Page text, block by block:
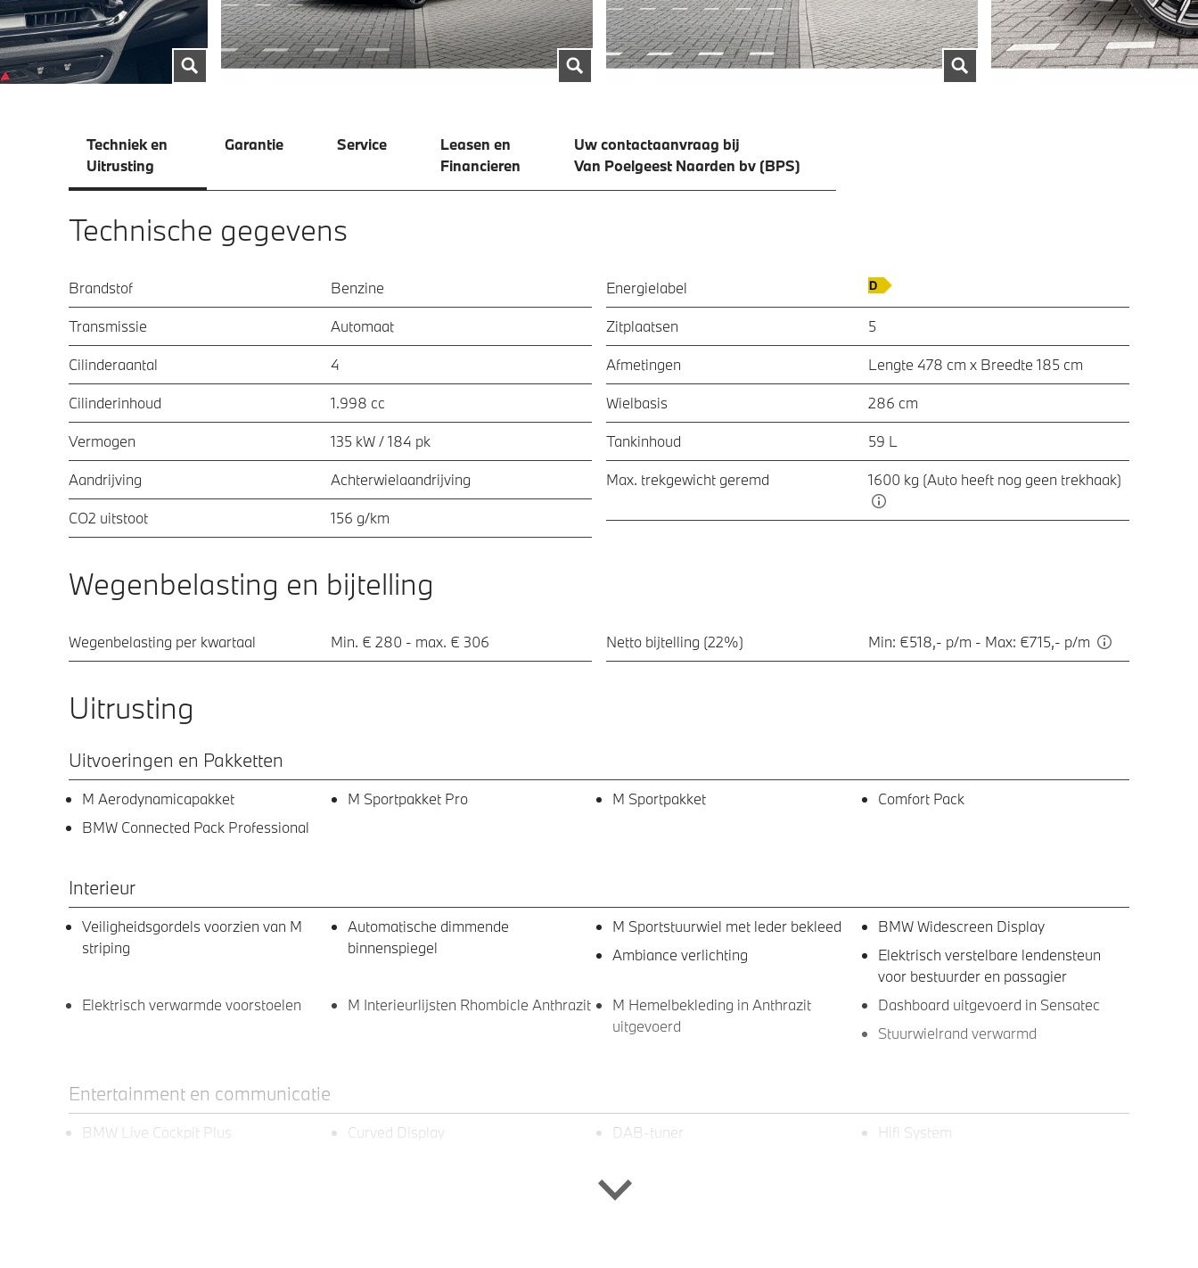
Techniek en
Uitrusting
Garantie Service
Leasen en
Financieren
Uw contactaanvraag bij
Van Poelgeest Naarden bv (BPS)
Technische gegevens
Brandstof Benzine
Transmissie Automaat
Cilinderaantal 4
Cilinderinhoud 1.998 cc
Vermogen 135 kW / 184 pk
Aandrijving Achterwielaandrijving
CO2 uitstoot 156 g/km
Energielabel
Zitplaatsen 5
Afmetingen Lengte 478 cm x Breedte 185 cm
Wielbasis 286 cm
Tankinhoud 59 L
Max. trekgewicht geremd 1600 kg (Auto heeft nog geen trekhaak)
Wegenbelasting en bijtelling
Wegenbelasting per kwartaal Min. € 280 - max. € 306 Netto bijtelling (22%) Min: €518,- p/m - Max: €715,- p/m
Uitrusting
Uitvoeringen en Pakketten
M Aerodynamicapakket M Sportpakket Pro M Sportpakket
Comfort Pack
BMW Connected Pack Professional
Interieur
Veiligheidsgordels voorzien van M
striping
Automatische dimmende
binnenspiegel
M Sportstuurwiel met leder bekleed
BMW Widescreen Display
Ambiance verlichting
Elektrisch verstelbare lendensteun
voor bestuurder en passagier
Elektrisch verwarmde voorstoelen
M Interieurlijsten Rhombicle Anthrazit
M Hemelbekleding in Anthrazit
uitgevoerd
Dashboard uitgevoerd in Sensatec
Stuurwielrand verwarmd
Entertainment en communicatie
BMW Live Cockpit Plus Curved Display DAB-tuner
Hifi System